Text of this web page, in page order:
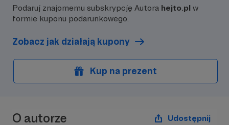
Podaruj znajomemu subskrypcję Autora hejto.pl w
formie kuponu podarunkowego.
Zobacz jak działają kupony
Kup na prezent
O autorze Udostępnij